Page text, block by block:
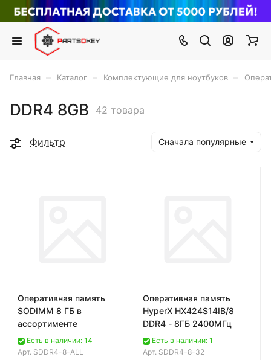
Главная Каталог Комплектующие для ноутбуков
DDR4 8GB 42 товара
Фильтр Сначала популярные
Оперативная память
SODIMM 8 ГБ в
ассортименте
Есть в наличии: 14
Арт. SDDR4-8-ALL
Оперативная память
HyperX HX424S14IB/8
DDR4 - 8ГБ 2400МГц
Есть в наличии: 1
Арт. SDDR4-8-32